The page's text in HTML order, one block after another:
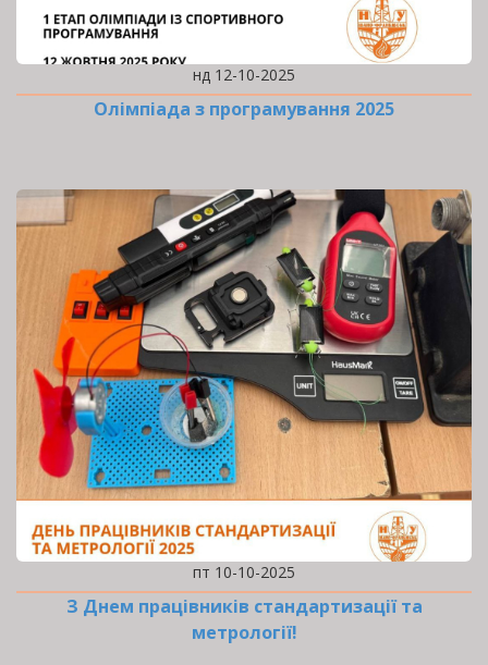
нд 12-10-2025
Олімпіада з програмування 2025
пт 10-10-2025
З Днем працівників стандартизації та
метрології!